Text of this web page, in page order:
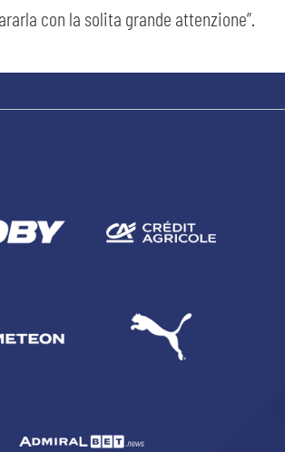
con la solita grande attenzione”.